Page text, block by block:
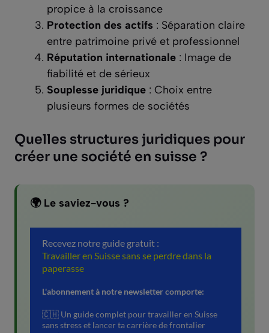
propice à la croissance
Protection des actifs : Séparation claire
entre patrimoine privé et professionnel
Réputation internationale : Image de
fiabilité et de sérieux
Souplesse juridique : Choix entre
plusieurs formes de sociétés
Quelles structures juridiques pour
créer une société en suisse ?
🌍 Le saviez-vous ?